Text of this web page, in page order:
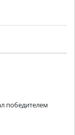
победителем